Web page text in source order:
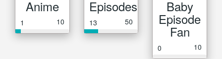
Anime
1 10
Episodes
13 50
Baby
Episode
Fan
0 10